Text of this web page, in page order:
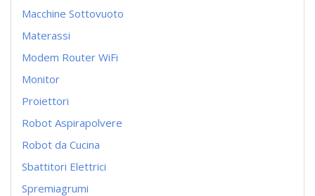
Macchine Sottovuoto
Materassi
Modem Router WiFi
Monitor
Proiettori
Robot Aspirapolvere
Robot da Cucina
Sbattitori Elettrici
Spremiagrumi